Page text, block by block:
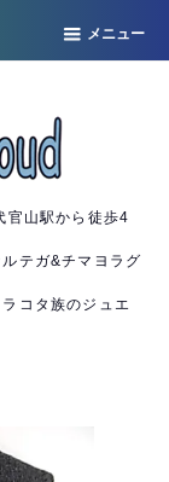
メニュー
官山駅から徒歩4
テガ&チマヨラグ
コタ族のジュエ